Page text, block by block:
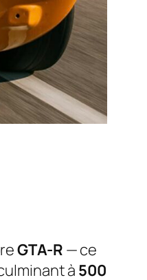
GTA-R — ce
à 500